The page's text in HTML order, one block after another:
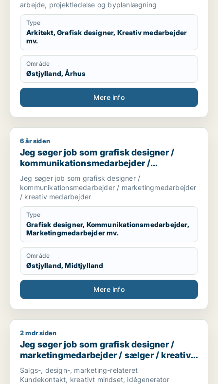
arbejde, projektledelse og byplanlægning
Type
Arkitekt, Grafisk designer, Kreativ medarbejder
mv.
Område
Østjylland, Århus
Mere info
Jeg søger job som grafisk designer /
6 år siden
Jeg søger job som grafisk designer /
kommunikationsmedarbejder /
marketingmedarbejder / kreativ
medarbejder
Jeg søger job som grafisk designer /
kommunikationsmedarbejder / marketingmedarbejder
/ kreativ medarbejder
Type
Grafisk designer, Kommunikationsmedarbejder,
Marketingmedarbejder mv.
Område
Østjylland, Midtjylland
Mere info
Jeg søger job som grafisk designer /
2 mdr siden
Jeg søger job som grafisk designer /
marketingmedarbejder / sælger / kreativ
medarbejder / produktspecialist
Salgs-, design-, marketing-relateret
Kundekontakt, kreativt mindset, idégenerator